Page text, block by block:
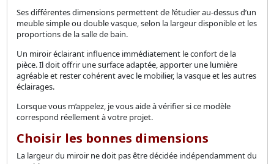
Ses différentes dimensions permettent de l’étudier au-dessus d’un
meuble simple ou double vasque, selon la largeur disponible et les
proportions de la salle de bain.
Un miroir éclairant influence immédiatement le confort de la
pièce. Il doit offrir une surface adaptée, apporter une lumière
agréable et rester cohérent avec le mobilier, la vasque et les autres
éclairages.
Lorsque vous m’appelez, je vous aide à vérifier si ce modèle
correspond réellement à votre projet.
Choisir les bonnes dimensions
La largeur du miroir ne doit pas être décidée indépendamment du